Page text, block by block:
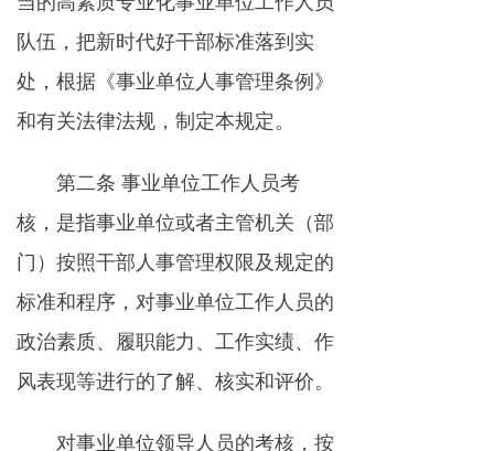
队伍，把新时代好干部标准落到实
处，根据《事业单位人事管理条例》
和有关法律法规，制定本规定。
第二条 事业单位工作人员考
核，是指事业单位或者主管机关（部
门）按照干部人事管理权限及规定的
标准和程序，对事业单位工作人员的
政治素质、履职能力、工作实绩、作
风表现等进行的了解、核实和评价。
对事业单位领导人员的考核，按